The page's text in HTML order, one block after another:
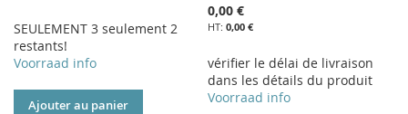
SEULEMENT 3 seulement 2
restants!
Voorraad info
Ajouter au panier
0,00 €
0,00 €
vérifier le délai de livraison
dans les détails du produit
Voorraad info